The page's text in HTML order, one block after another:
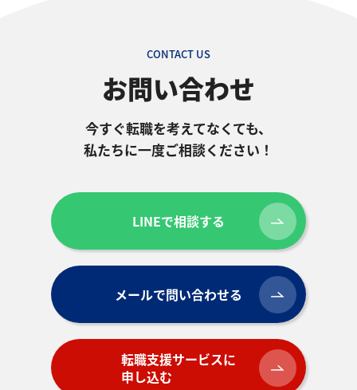
CONTACT US
お問い合わせ
今すぐ転職を考えてなくても、
私たちに一度ご相談ください！
LINEで相談する
メールで問い合わせる
転職支援サービスに
申し込む